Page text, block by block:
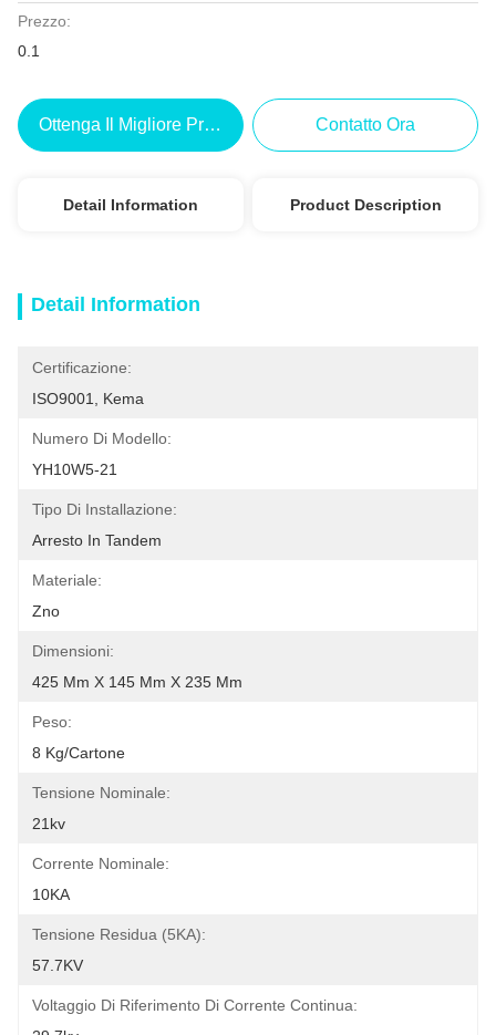
Prezzo:
0.1
Ottenga Il Migliore Prezzo Contatto Ora
Detail Information Product Description
Detail Information
Certificazione:
ISO9001, Kema
Numero Di Modello:
YH10W5-21
Tipo Di Installazione:
Arresto In Tandem
Materiale:
Zno
Dimensioni:
425 Mm X 145 Mm X 235 Mm
Peso:
8 Kg/cartone
Tensione Nominale:
21kv
Corrente Nominale:
10KA
Tensione Residua (5KA):
57.7KV
Voltaggio Di Riferimento Di Corrente Continua: